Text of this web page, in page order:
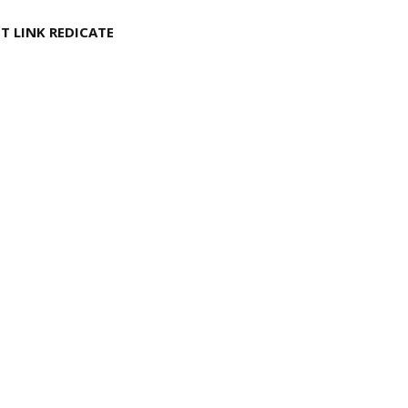
LINK REDICATE